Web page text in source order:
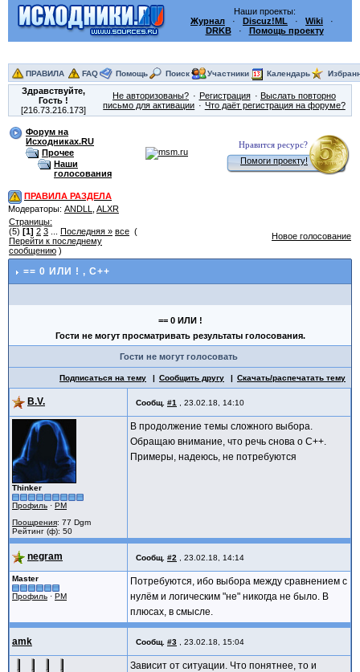
Наши проекты:
Журнал · Discuz!ML · Wiki ·
DRKB· Помощь проекту
ПРАВИЛА FAQ Помощь Поиск Участники Календарь
Здравствуйте,
Гость!
[216.73.216.173]
Не авторизованы? Регистрация
Выслать повторно
письмо для активации
Что даёт регистрация на форуме?
Форум на
Исходниках.RU
Прочее
Наши
голосования
Нравится ресурс?
Помоги проекту!
ПРАВИЛА РАЗДЕЛА
Модераторы: ANDLL
ALXR
Страницы:
(5) [1] 2 3 Последняя » все (
Перейти к последнему
сообщению )
Новое голосование
== 0 ИЛИ ! , C++
== 0 ИЛИ !
Гости не могут просматривать результаты голосования.
Гости не могут голосовать
Подписаться на тему Сообщить другу Скачать/распечатать тему
B.V. Сообщ. #1 23.02.18, 14:10
Thinker
Профиль · PM
Поощрения: 77 Dgm
Рейтинг (ф): 50
В продолжение темы сложного выбора.
Обращаю внимание, что речь снова о C++.
Примеры, надеюсь, не потребуются
negram Сообщ. #2 23.02.18, 14:14
Master
Профиль · PM
Потребуются, ибо выбора между сравнением с
нулём и логическим "не" никогда не было. В
плюсах, в смысле.
amk Сообщ. #3 23.02.18, 15:04
Зависит от ситуации. Что понятнее, то и